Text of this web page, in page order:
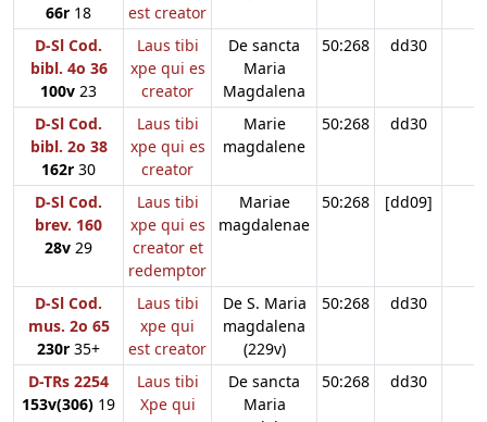
66r 18
est creator
D-Sl Cod.
bibl. 4o 36
100v 23
Laus tibi
xpe qui es
creator
De sancta
Maria
Magdalena
50:268 dd30
D-Sl Cod.
bibl. 2o 38
162r 30
Laus tibi
xpe qui es
creator
Marie
magdalene
50:268 dd30
D-Sl Cod.
brev. 160
28v 29
Laus tibi
xpe qui es
creator et
redemptor
Mariae
magdalenae
50:268 [dd09]
D-Sl Cod.
mus. 2o 65
230r 35+
Laus tibi
xpe qui
est creator
De S. Maria
magdalena
(229v)
50:268 dd30
D-TRs 2254
153v(306) 19
Laus tibi
Xpe qui
De sancta
Maria
50:268 dd30